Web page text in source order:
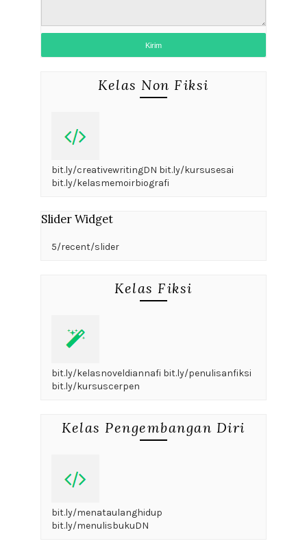
Kelas Non Fiksi
bit.ly/creativewritingDN bit.ly/kursusesai
bit.ly/kelasmemoirbiografi
Slider Widget
5/recent/slider
Kelas Fiksi
bit.ly/kelasnoveldiannafi bit.ly/penulisanfiksi
bit.ly/kursuscerpen
Kelas Pengembangan Diri
bit.ly/menataulanghidup
bit.ly/menulisbukuDN